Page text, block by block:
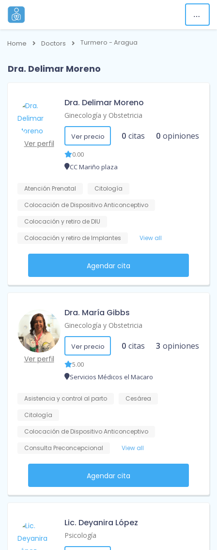
Home Doctors Turmero - Aragua
Dra. Delimar Moreno
Ver perfil
Dra. Delimar Moreno
Ginecología y Obstetricia
Ver precio 0 citas 0 opiniones
0.00
CC Mariño plaza
Atención Prenatal
Citología
Colocación de Dispositivo Anticonceptivo
Colocación y retiro de DIU
Colocación y retiro de Implantes
View all
Agendar cita
Ver perfil
Dra. María Gibbs
Ginecología y Obstetricia
Ver precio 0 citas 3 opiniones
5.00
Servicios Médicos el Macaro
Asistencia y control al parto
Cesárea
Citología
Colocación de Dispositivo Anticonceptivo
Consulta Preconcepcional
View all
Agendar cita
Lic. Deyanira López
Psicología